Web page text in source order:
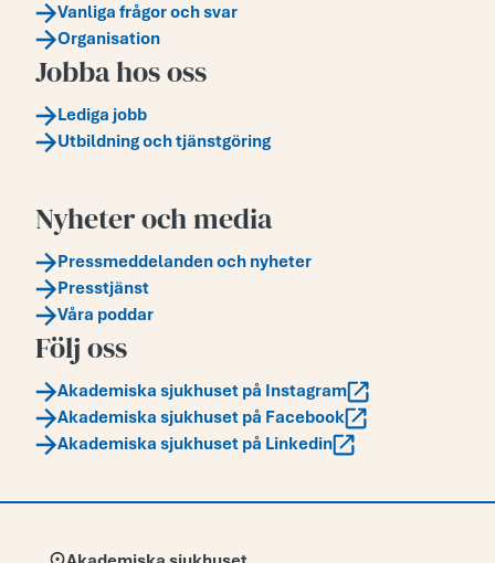
Vanliga frågor och svar
Organisation
Jobba hos oss
Lediga jobb
Utbildning och tjänstgöring
Nyheter och media
Pressmeddelanden och nyheter
Presstjänst
Våra poddar
Följ oss
Akademiska sjukhuset på Instagram
Akademiska sjukhuset på Facebook
Akademiska sjukhuset på Linkedin